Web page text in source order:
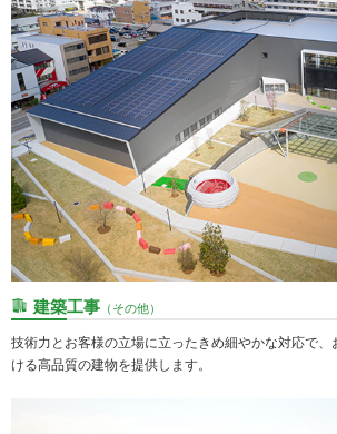
建築工事 （その他）
技術力とお客様の立場に立ったきめ細やかな対応で
ける高品質の建物を提供します。